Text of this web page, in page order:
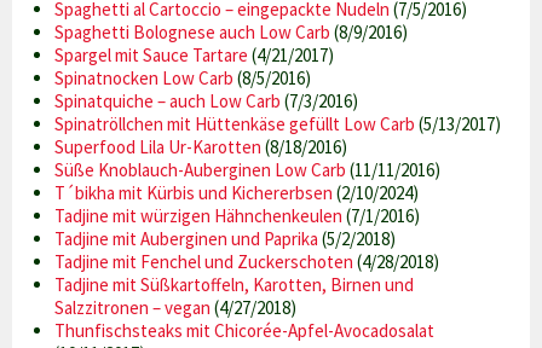
Spaghetti al Cartoccio – eingepackte Nudeln (7/5/2016)
Spaghetti Bolognese auch Low Carb (8/9/2016)
Spargel mit Sauce Tartare (4/21/2017)
Spinatnocken Low Carb (8/5/2016)
Spinatquiche – auch Low Carb (7/3/2016)
Spinatröllchen mit Hüttenkäse gefüllt Low Carb (5/13/2017)
Superfood Lila Ur-Karotten (8/18/2016)
Süße Knoblauch-Auberginen Low Carb (11/11/2016)
T´bikha mit Kürbis und Kichererbsen (2/10/2024)
Tadjine mit würzigen Hähnchenkeulen (7/1/2016)
Tadjine mit Auberginen und Paprika (5/2/2018)
Tadjine mit Fenchel und Zuckerschoten (4/28/2018)
Tadjine mit Süßkartoffeln, Karotten, Birnen und
Salzzitronen – vegan (4/27/2018)
Thunfischsteaks mit Chicorée-Apfel-Avocadosalat